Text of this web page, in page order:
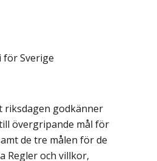
för Sverige
godkänner
övergrip­ande mål för
de tre målen för de
Regler och villkor,